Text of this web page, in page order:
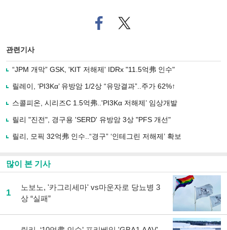
페
이
로
기
사
유
기
트위
터로
관련기사
“JPM 개막” GSK, 'KIT 저해제' IDRx "11.5억弗 인수"
릴레이, ‘PI3Kα’ 유방암 1/2상 “유망결과”..주가 62%↑
스콜피온, 시리즈C 1.5억弗..'PI3Kα 저해제’ 임상개발
릴리 "진전", 경구용 'SERD' 유방암 3상 "PFS 개선"
릴리, 모픽 32억弗 인수..“경구” ‘인테그린 저해제’ 확보
많이 본 기사
1
노보노, '카그리세마' vs마운자로 당뇨병 3
상 “실패”